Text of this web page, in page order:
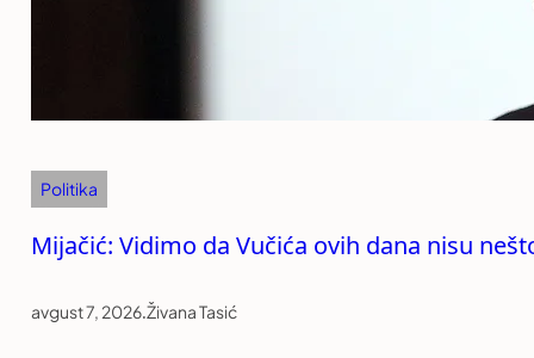
Politika
Mijačić: Vidimo da Vučića ovih dana nisu
avgust 7, 2026.Živana Tasić